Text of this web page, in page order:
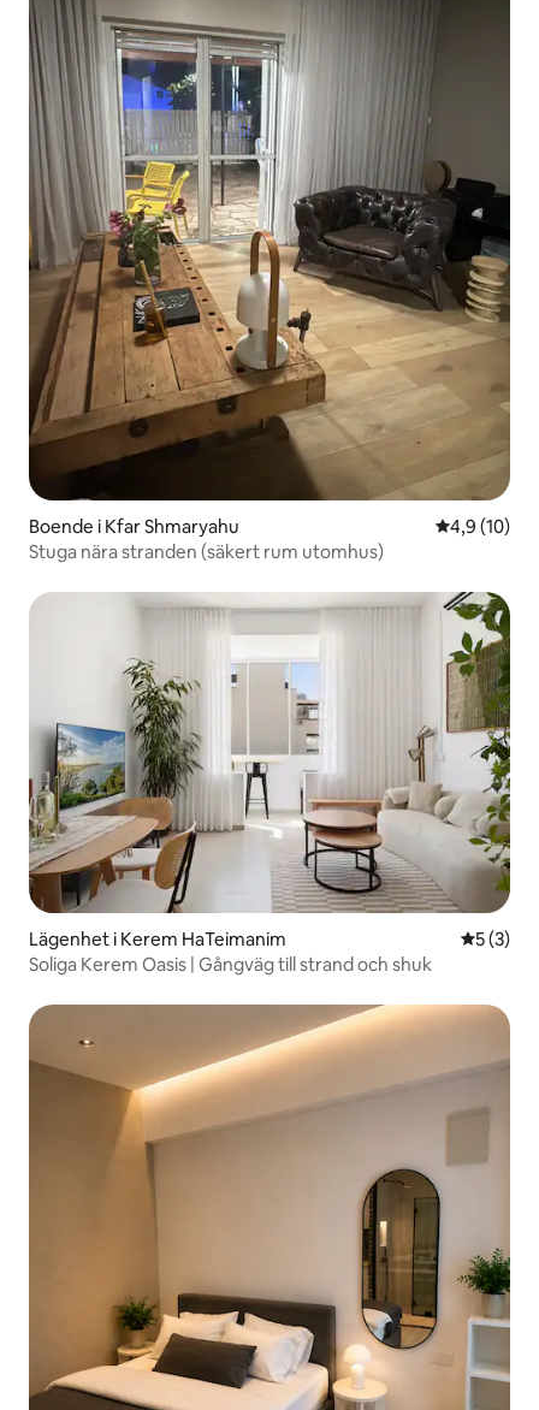
Boende i Kfar Shmaryahu 4,9 av 5 i
4,9 (10)
Stuga nära stranden (säkert rum utomhus)
Lägenhet i Kerem HaTeimanim 5 av 5 i
5 (3)
Soliga Kerem Oasis | Gångväg till strand och shuk